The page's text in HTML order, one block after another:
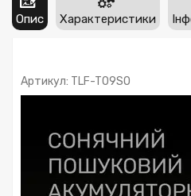
Опис Характеристики
Артикул: TLF-T09SO